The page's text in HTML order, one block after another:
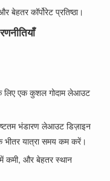
बेहतर कॉर्पोरेट प्रतिष्ठा।
लिए एक कुशल गोदाम लेआउट
भंडारण लेआउट डिज़ाइन
भीतर यात्रा समय कम करें।
कमी, और बेहतर स्थान